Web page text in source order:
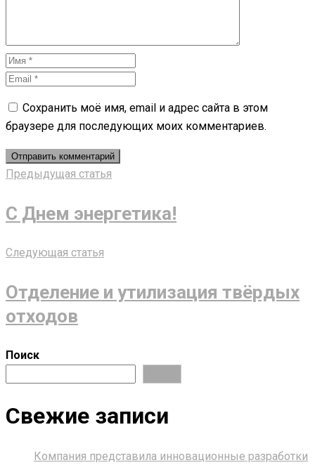
Сохранить моё имя, email и адрес сайта в этом
браузере для последующих моих комментариев.
Предыдущая статья
С Днем энергетика!
Следующая статья
Отделение и утилизация твёрдых
отходов
Поиск
Свежие записи
Компания представила инновационные разработки